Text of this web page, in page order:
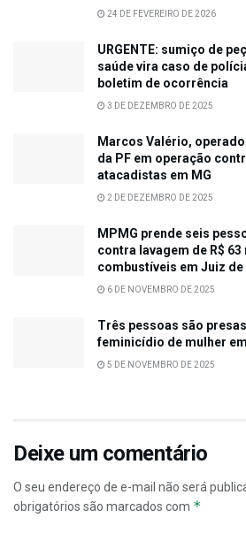
24 DE FEVEREIRO DE 2026
URGENTE: sumiço de
saúde vira caso de
boletim de ocorrência
3 DE DEZEMBRO DE 2025
Marcos Valério,
da PF em operação
atacadistas em MG
2 DE DEZEMBRO DE 2025
MPMG prende seis
contra lavagem de R$
combustíveis em Juiz de
6 DE NOVEMBRO DE 2025
Três pessoas são
feminicídio de mulher
5 DE NOVEMBRO DE 2025
Deixe um comentário
O seu endereço de e-mail não será
obrigatórios são marcados com *